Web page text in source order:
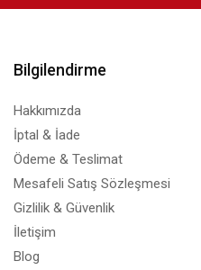
Bilgilendirme
Hakkımızda
İptal & İade
Ödeme & Teslimat
Mesafeli Satış Sözleşmesi
Gizlilik & Güvenlik
İletişim
Blog